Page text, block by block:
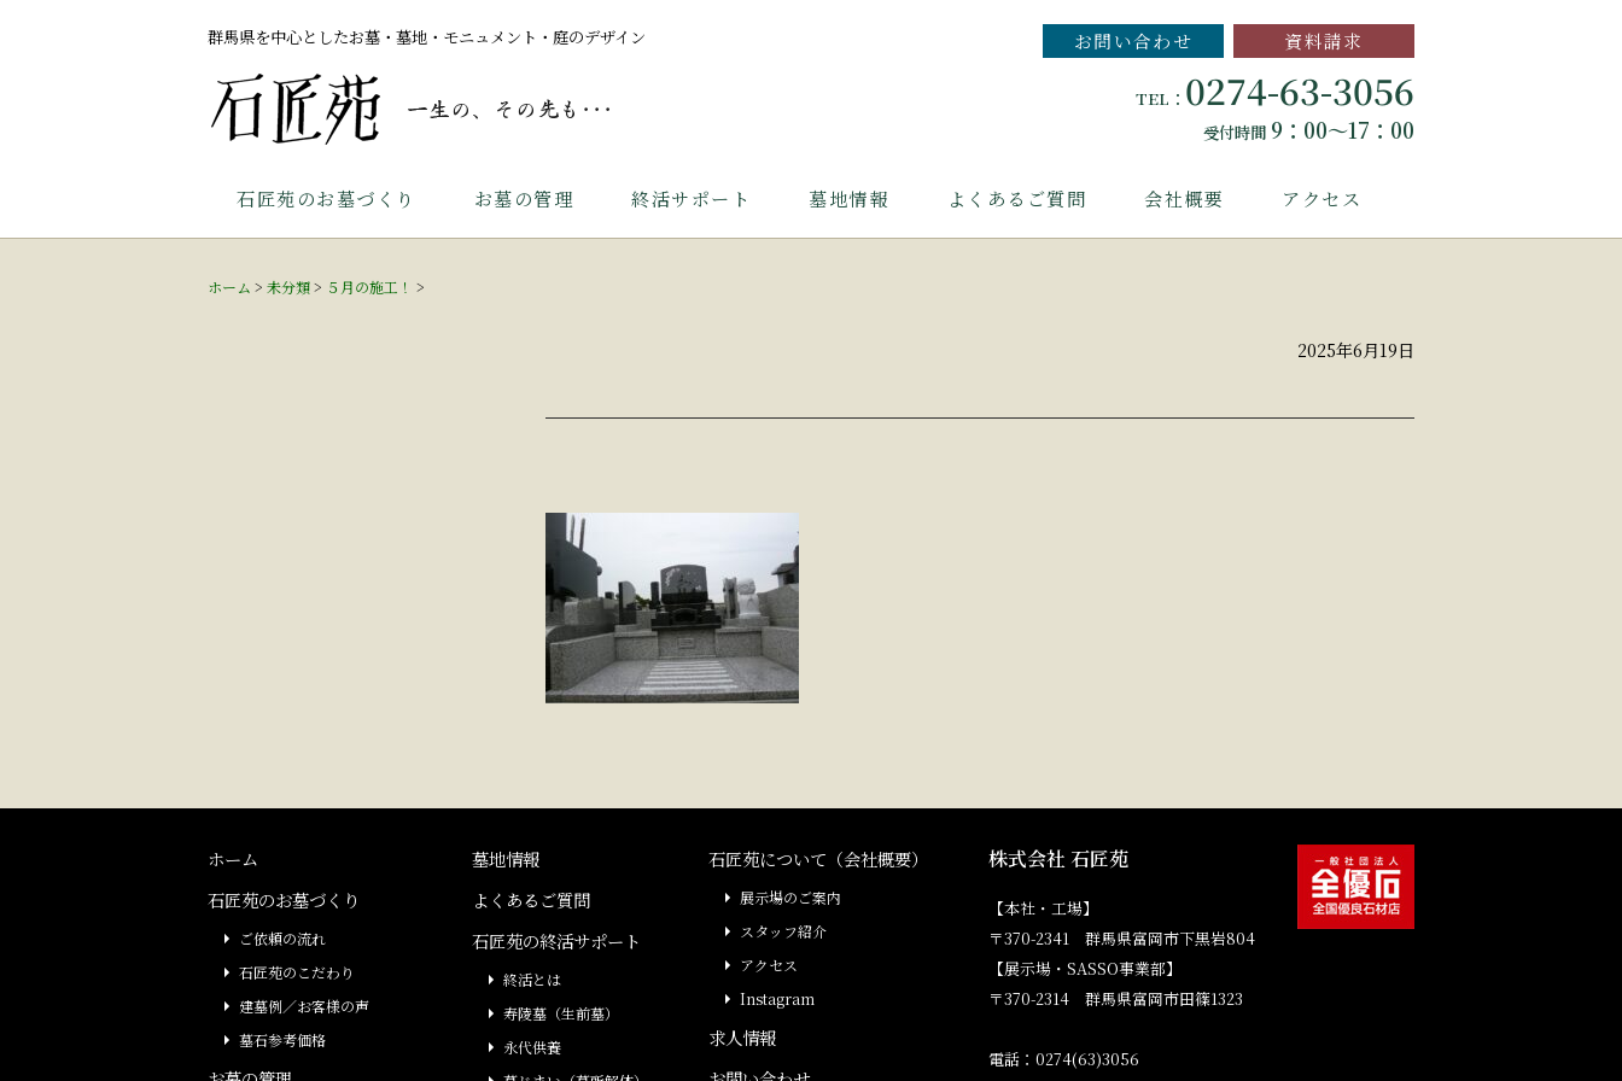
群馬県を中心としたお墓・墓地・モニュメント・庭のデザイン お問い合わせ 資料請求
TEL： 0274-63-3056
受付時間 9：00～17：00
石匠苑のお墓づくり お墓の管理 終活サポート 墓地情報 よくあるご質問 会社概要 アクセス
ホーム > 未分類> ５月の施工！ >
2025年6月19日
ホーム
石匠苑のお墓づくり
ご依頼の流れ
石匠苑のこだわり
建墓例／お客様の声
墓石参考価格
墓地情報
よくあるご質問
石匠苑の終活サポート
終活とは
寿陵墓（生前墓）
永代供養
石匠苑について（会社概要）
展示場のご案内
スタッフ紹介
アクセス
Instagram
求人情報
株式会社 石匠苑
【本社・工場】
〒370-2341 群馬県富岡市下黒岩804
【展示場・SASSO事業部】
〒370-2314 群馬県富岡市田篠1323
電話：0274(63)3056